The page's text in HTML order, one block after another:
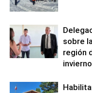
sobre
región
invierno